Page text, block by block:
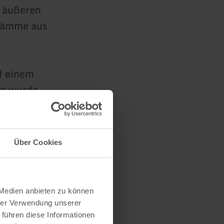
Über Cookies
anbieten zu können
Verwendung unserer
diese Informationen
aus
einem
wurde.